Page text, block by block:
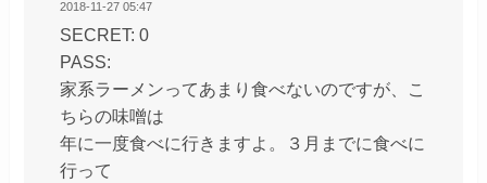
2018-11-27 05:47
SECRET: 0
PASS:
家系ラーメンってあまり食べないのですが、こ
ちらの味噌は
年に一度食べに行きますよ。３月までに食べに
行って